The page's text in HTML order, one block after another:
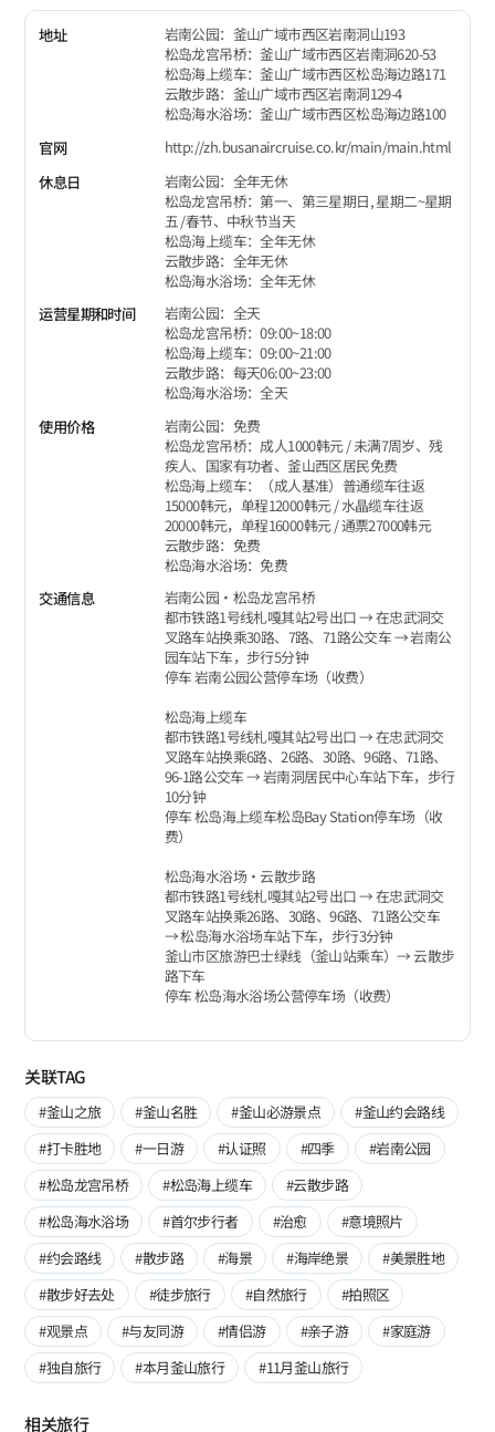
地址
岩南公园：釜山广域市西区岩南洞山193
松岛龙宫吊桥：釜山广域市西区岩南洞620-53
松岛海上缆车：釜山广域市西区松岛海边路171
云散步路：釜山广域市西区岩南洞129-4
松岛海水浴场：釜山广域市西区松岛海边路100
官网
http://zh.busanaircruise.co.kr/main/main.html
休息日
岩南公园：全年无休
松岛龙宫吊桥：第一、第三星期日, 星期二~星期
五 /春节、中秋节当天
松岛海上缆车：全年无休
云散步路：全年无休
松岛海水浴场：全年无休
运营星期和时间
岩南公园：全天
松岛龙宫吊桥：09:00~18:00
松岛海上缆车：09:00~21:00
云散步路：每天06:00~23:00
松岛海水浴场：全天
使用价格
岩南公园：免费
松岛龙宫吊桥：成人1000韩元 / 未满7周岁、残
疾人、国家有功者、釜山西区居民免费
松岛海上缆车：（成人基准）普通缆车往返
15000韩元，单程12000韩元 / 水晶缆车往返
20000韩元，单程16000韩元 / 通票27000韩元
云散步路：免费
松岛海水浴场：免费
交通信息
岩南公园•松岛龙宫吊桥
都市铁路1号线札嘎其站2号出口 → 在忠武洞交
叉路车站换乘30路、7路、71路公交车 → 岩南公
园车站下车，步行5分钟
停车 岩南公园公营停车场（收费）
松岛海上缆车
都市铁路1号线札嘎其站2号出口 → 在忠武洞交
叉路车站换乘6路、26路、30路、96路、71路、
96-1路公交车 → 岩南洞居民中心车站下车，步行
10分钟
停车 松岛海上缆车松岛Bay Station停车场（收
费）
松岛海水浴场‧云散步路
都市铁路1号线札嘎其站2号出口 → 在忠武洞交
叉路车站换乘26路、30路、96路、71路公交车
→ 松岛海水浴场车站下车，步行3分钟
釜山市区旅游巴士绿线（釜山站乘车）→ 云散步
路下车
停车 松岛海水浴场公营停车场（收费）
关联TAG
#釜山之旅 #釜山名胜 #釜山必游景点
#釜山约会路线
#打卡胜地
#一日游 #认证照 #四季
#岩南公园
#松岛龙宫吊桥
#松岛海上缆车
#云散步路
#松岛海水浴场
#首尔步行者 #治愈
#意境照片
#约会路线
#散步路 #海景 #海岸绝景
#美景胜地
#散步好去处
#徒步旅行 #自然旅行
#拍照区
#观景点
#与友同游 #情侣游 #亲子游
#家庭游
#独自旅行
#本月釜山旅行 #11月釜山旅行
相关旅行